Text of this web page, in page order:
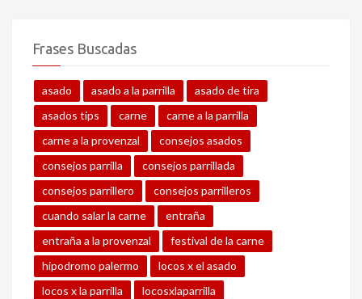
Frases Buscadas
asado asado a la parrilla
asado de tira
asados tips
carne
carne a la parrilla
carne a la provenzal
consejos asados
consejos parrilla
consejos parrillada
consejos parrillero
consejos parrilleros
cuando salar la carne
entraña
entraña a la provenzal
festival de la carne
hipodromo palermo
locos x el asado
locos x la parrilla
locosxlaparrilla